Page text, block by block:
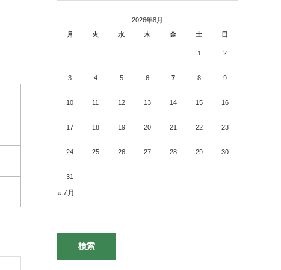
2026年8月
月
火 水 木 金 土 日
1 2
3 4 5 6 7 8 9
10 11 12 13 14 15 16
17 18 19 20 21 22 23
24 25 26 27 28 29 30
31
« 7月
検索